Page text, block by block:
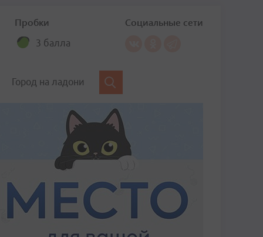
Пробки
3 балла
Социальные сети
Город на ладони